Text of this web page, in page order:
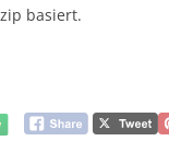
basiert.